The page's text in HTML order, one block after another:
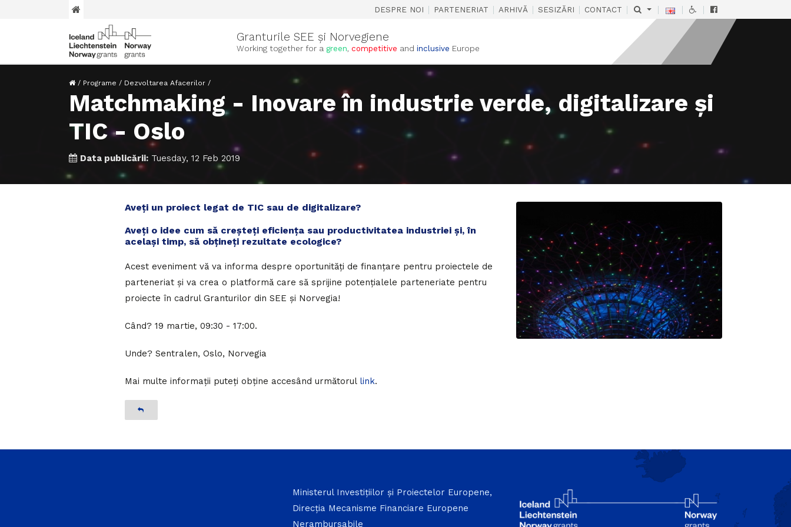
DESPRE NOI | PARTENERIAT | ARHIVĂ | SESIZĂRI | CONTACT | | | |
Granturile SEE și Norvegiene
Working together for a green, competitive and inclusive Europe
/ Programe / Dezvoltarea Afacerilor /
Matchmaking - Inovare în industrie verde, digitalizare și
TIC - Oslo
Data publicării: Tuesday, 12 Feb 2019
Aveți un proiect legat de TIC sau de digitalizare?
Aveți o idee cum să creșteți eficiența sau productivitatea industriei și, în
același timp, să obțineți rezultate ecologice?
Acest eveniment vă va informa despre oportunități de finanțare pentru proiectele de
parteneriat și va crea o platformă care să sprijine potențialele parteneriate pentru
proiecte în cadrul Granturilor din SEE și Norvegia!
Când? 19 martie, 09:30 - 17:00.
Unde? Sentralen, Oslo, Norvegia
Mai multe informații puteți obține accesând următorul link.
Ministerul Investițiilor și Proiectelor Europene,
Direcția Mecanisme Financiare Europene
Nerambursabile